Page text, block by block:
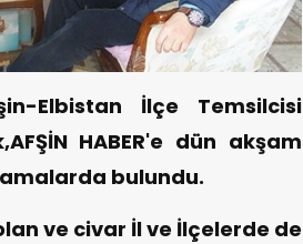
Elbistan İlçe Temsilcisi
HABER'e dün akşam
bulundu.
ve civar İl ve İlçelerde de